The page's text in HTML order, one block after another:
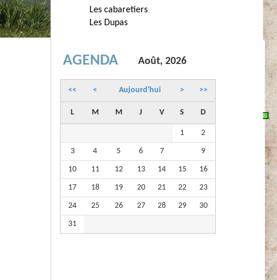
Les cabaretiers
Les Dupas
AGENDA Août, 2026
<< < Aujourd'hui > >>
L M M J V S D
1 2
3 4 5 6 7 9
10 11 12 13 14 15 16
17 18 19 20 21 22 23
24 25 26 27 28 29 30
31